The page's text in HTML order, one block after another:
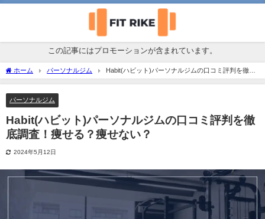
この記事にはプロモーションが含まれています。
ホーム パーソナルジム
Habit(ハビット)パーソナルジムの口コミ評判を徹底
調査！痩せる？痩せない？
パーソナルジム
Habit(ハビット)パーソナルジムの口コミ評判を徹
底調査！痩せる？痩せない？
2024年5月12日